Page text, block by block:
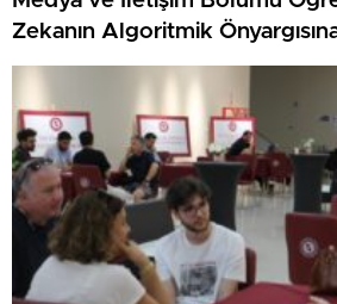
Zekanın Algoritmik
Farkındalık Düzeylerini